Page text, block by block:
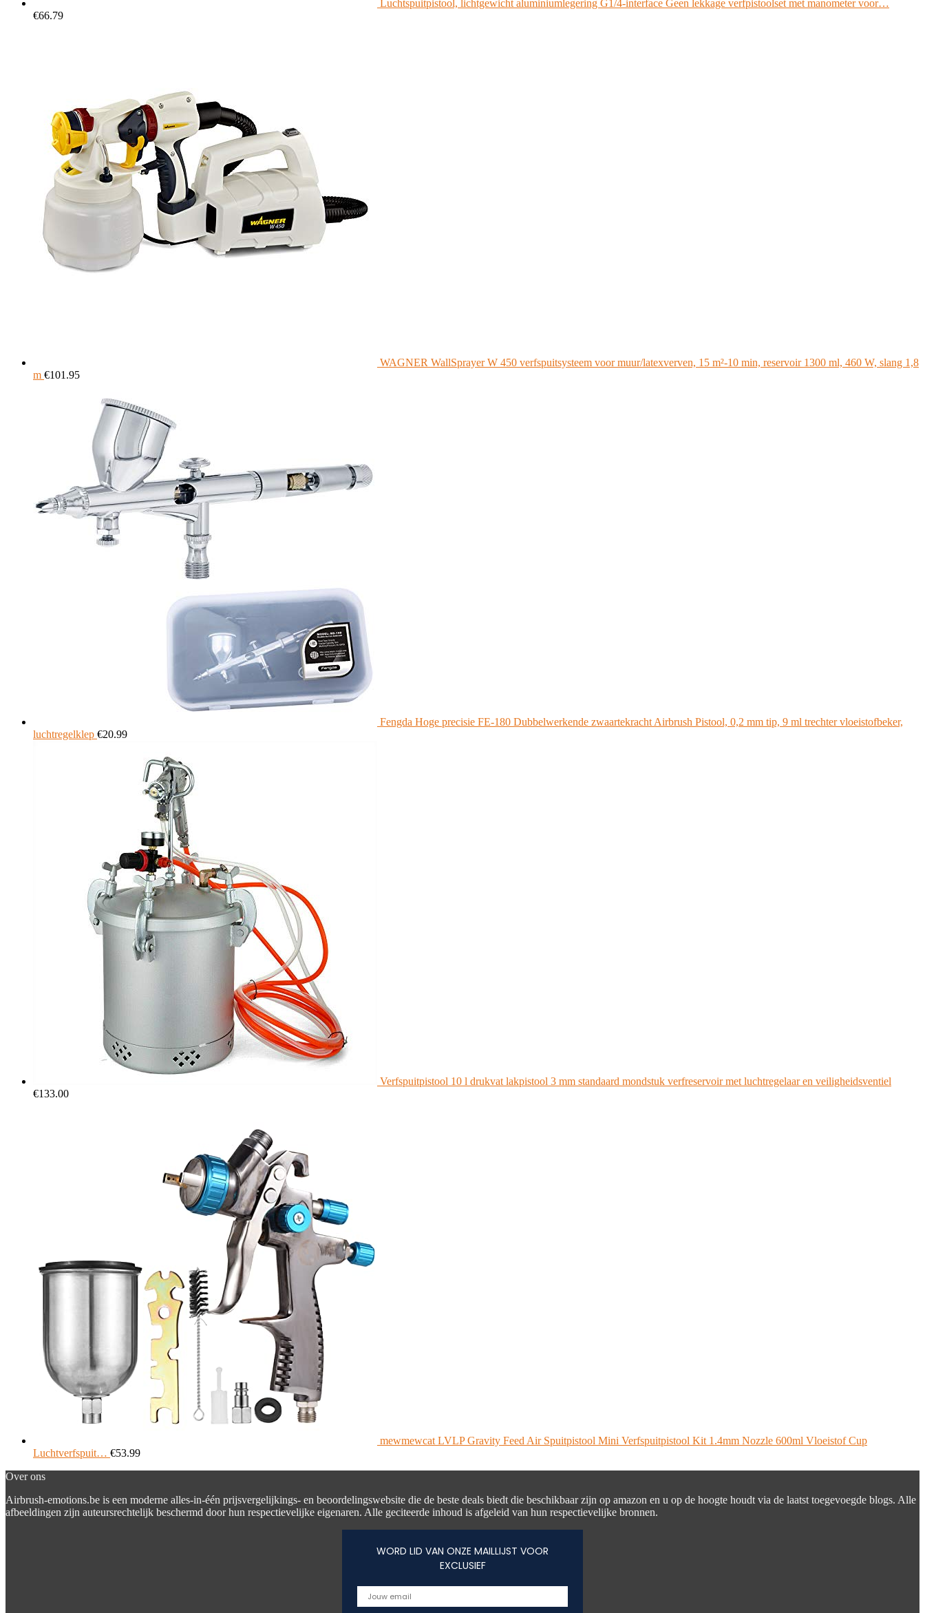
Luchtspuitpistool, lichtgewicht aluminiumlegering G1/4-interface Geen lekkage verfpistoolset met manometer voor…
€66.79
WAGNER WallSprayer W 450 verfspuitsysteem voor muur/latexverven, 15 m²-10 min, reservoir 1300 ml, 460 W, slang 1,8
m €101.95
Fengda Hoge precisie FE-180 Dubbelwerkende zwaartekracht Airbrush Pistool, 0,2 mm tip, 9 ml trechter vloeistofbeker,
luchtregelklep €20.99
Verfspuitpistool 10 l drukvat lakpistool 3 mm standaard mondstuk verfreservoir met luchtregelaar en veiligheidsventiel
€133.00
mewmewcat LVLP Gravity Feed Air Spuitpistool Mini Verfspuitpistool Kit 1.4mm Nozzle 600ml Vloeistof Cup
Luchtverfspuit… €53.99
Over ons
Airbrush-emotions.be is een moderne alles-in-één prijsvergelijkings- en beoordelingswebsite die de beste deals biedt die beschikbaar zijn op amazon en u op de hoogte houdt via de laatst toegevoegde blogs. Alle
afbeeldingen zijn auteursrechtelijk beschermd door hun respectievelijke eigenaren. Alle geciteerde inhoud is afgeleid van hun respectievelijke bronnen.
WORD LID VAN ONZE MAILLIJST VOOR
EXCLUSIEF